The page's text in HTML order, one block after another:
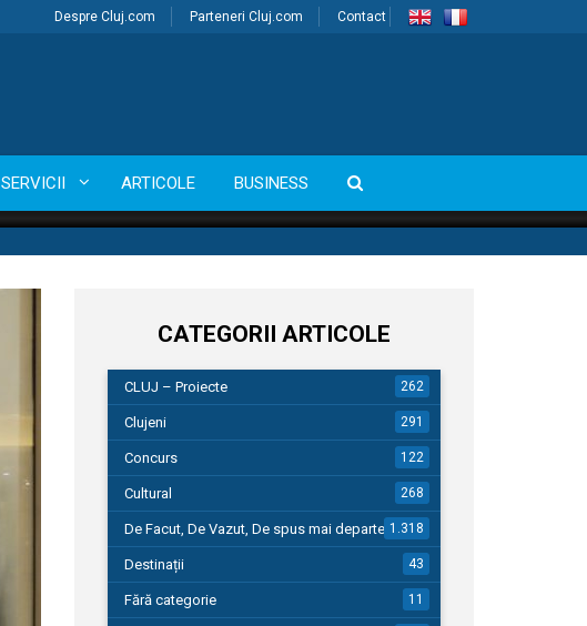
Despre Cluj.com Parteneri Cluj.com Contact
SERVICII ARTICOLE BUSINESS
CATEGORII ARTICOLE
CLUJ – Proiecte 262
Clujeni 291
Concurs 122
Cultural 268
De Facut, De Vazut, De spus mai departe…1.318
Destinații 43
Fără categorie 11